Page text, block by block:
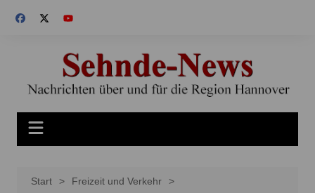
Inhalt
Start
Freizeit und Verkehr